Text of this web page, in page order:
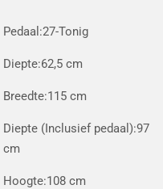
Pedaal:27-Tonig
Diepte:62,5 cm
Breedte:115 cm
Diepte (Inclusief pedaal):97
cm
Hoogte:108 cm